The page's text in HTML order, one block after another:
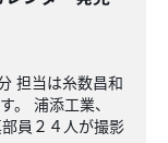
担当は糸数昌和
。 浦添工業、
員２４人が撮影